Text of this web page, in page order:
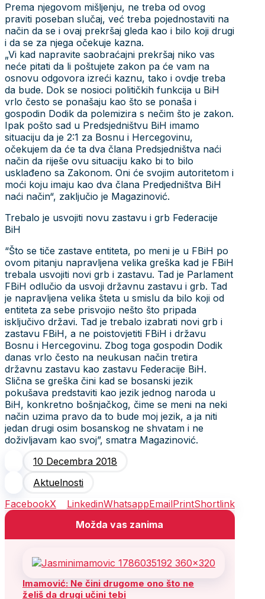
Prema njegovom mišljenju, ne treba od ovog
praviti poseban slučaj, već treba pojednostaviti na
način da se i ovaj prekršaj gleda kao i bilo koji drugi
i da se za njega očekuje kazna.
„Vi kad napravite saobraćajni prekršaj niko vas
neće pitati da li poštujete zakon pa će vam na
osnovu odgovora izreći kaznu, tako i ovdje treba
da bude. Dok se nosioci političkih funkcija u BiH
vrlo često se ponašaju kao što se ponaša i
gospodin Dodik da polemizira s nečim što je zakon.
Ipak pošto sad u Predsjedništvu BiH imamo
situaciju da je 2:1 za Bosnu i Hercegovinu,
očekujem da će ta dva člana Predsjedništva naći
način da riješe ovu situaciju kako bi to bilo
usklađeno sa Zakonom. Oni će svojim autoritetom i
moći koju imaju kao dva člana Predjedništva BiH
naći način“, zaključio je Magazinović.
Trebalo je usvojiti novu zastavu i grb Federacije
BiH
“Što se tiče zastave entiteta, po meni je u FBiH po
ovom pitanju napravljena velika greška kad je FBiH
trebala usvojiti novi grb i zastavu. Tad je Parlament
FBiH odlučio da usvoji državnu zastavu i grb. Tad
je napravljena velika šteta u smislu da bilo koji od
entiteta za sebe prisvojio nešto što pripada
isključivo državi. Tad je trebalo izabrati novi grb i
zastavu FBiH, a ne poistovjetiti FBiH i državu
Bosnu i Hercegovinu. Zbog toga gospodin Dodik
danas vrlo često na neukusan način tretira
državnu zastavu kao zastavu Federacije BiH.
Slična se greška čini kad se bosanski jezik
pokušava predstaviti kao jezik jednog naroda u
BiH, konkretno bošnjačkog, čime se meni na neki
način uzima pravo da to bude moj jezik, a ja niti
jedan drugi osim bosanskog ne shvatam i ne
doživljavam kao svoj”, smatra Magazinović.
10 Decembra 2018
Aktuelnosti
FacebookX LinkedinWhatsappEmailPrintShortlink
Možda vas zanima
Imamović: Ne čini drugome ono što ne
želiš da drugi učini tebi